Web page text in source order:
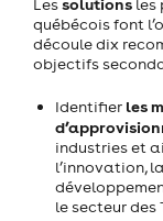
Lessolutions les
québécois font
découle dix
objectifs
Identifier les
industries et
l’innovation,
le secteur des